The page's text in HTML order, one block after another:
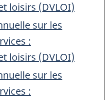
loisirs (DVLOI)
sur les
:
loisirs (DVLOI)
sur les
: